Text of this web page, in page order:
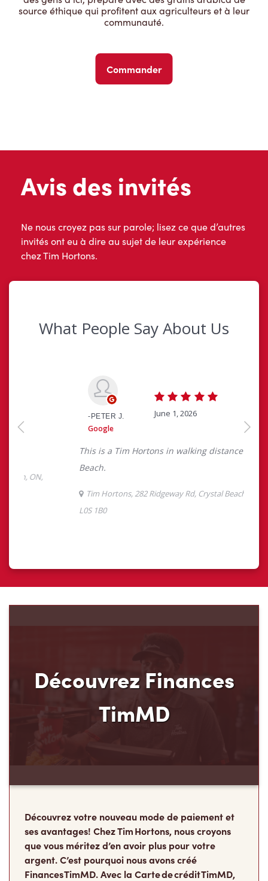
source éthique qui profitent aux agriculteurs et à leur
communauté.
Commander
Avis des invités
Ne nous croyez pas sur parole; lisez ce que d’autres
invités ont eu à dire au sujet de leur expérience
chez Tim Hortons.
Découvrez Finances
TimMD
Découvrez votre nouveau mode de paiement et
ses avantages! Chez Tim Hortons, nous croyons
que vous méritez d’en avoir plus pour votre
argent. C’est pourquoi nous avons créé
Finances TimMD. Avec la Carte de crédit TimMD,